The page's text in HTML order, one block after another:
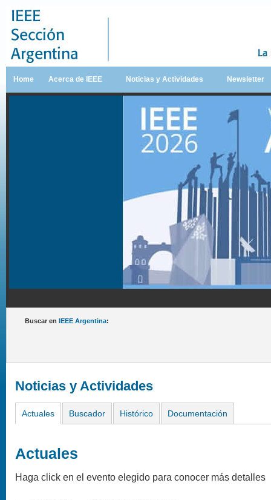
Home Acerca de IEEE Noticias y Actividades Newsletter
Buscar en IEEE Argentina:
Noticias y Actividades
Actuales Buscador Histórico Documentación
Actuales
Haga click en el evento elegido para conocer más detalles